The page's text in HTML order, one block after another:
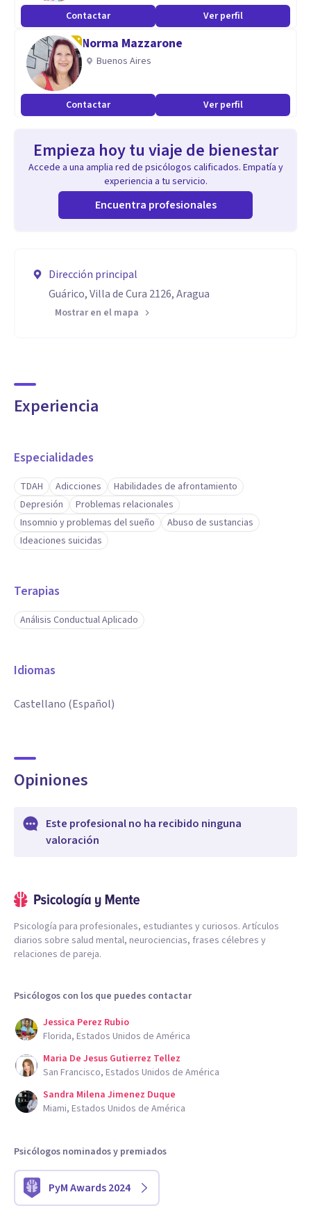
Contactar Ver perfil
Norma Mazzarone
Buenos Aires
Contactar Ver perfil
Empieza hoy tu viaje de bienestar
Accede a una amplia red de psicólogos calificados. Empatía y
experiencia a tu servicio.
Encuentra profesionales
Dirección principal
Guárico, Villa de Cura 2126, Aragua
Mostrar en el mapa
Experiencia
Especialidades
TDAH Adicciones
Habilidades de afrontamiento
Depresión
Problemas relacionales
Insomnio y problemas del sueño
Abuso de sustancias
Ideaciones suicidas
Terapias
Análisis Conductual Aplicado
Idiomas
Castellano (Español)
Opiniones
Este profesional no ha recibido ninguna
valoración
Psicología para profesionales, estudiantes y curiosos. Artículos
diarios sobre salud mental, neurociencias, frases célebres y
relaciones de pareja.
Psicólogos con los que puedes contactar
Jessica Perez Rubio
Florida, Estados Unidos de América
Maria De Jesus Gutierrez Tellez
San Francisco, Estados Unidos de América
Sandra Milena Jimenez Duque
Miami, Estados Unidos de América
Psicólogos nominados y premiados
PyM Awards 2024